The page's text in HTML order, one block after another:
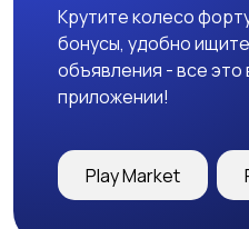
Образование и наука
Перевозки, склад,
закупки
Крутите колесо
бонусы, удобно
объявления - все
приложении!
Play Market